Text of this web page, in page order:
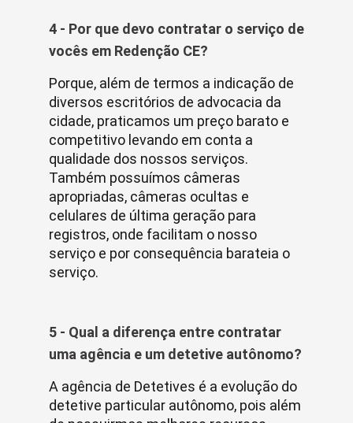
4 - Por que devo contratar o serviço de
vocês em Redenção CE?
Porque, além de termos a indicação de
diversos escritórios de advocacia da
cidade, praticamos um preço barato e
competitivo levando em conta a
qualidade dos nossos serviços.
Também possuímos câmeras
apropriadas, câmeras ocultas e
celulares de última geração para
registros, onde facilitam o nosso
serviço e por consequência barateia o
serviço.
5 - Qual a diferença entre contratar
uma agência e um detetive autônomo?
A agência de Detetives é a evolução do
detetive particular autônomo, pois além